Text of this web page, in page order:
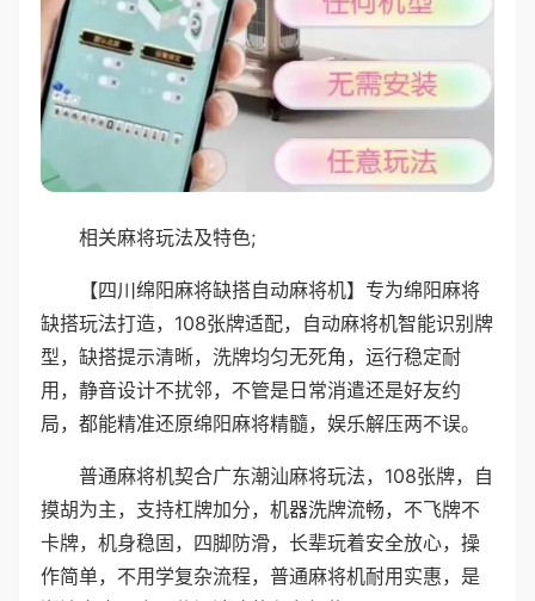
相关麻将玩法及特色;
【四川绵阳麻将缺搭自动麻将机】专为绵阳麻将
缺搭玩法打造，108张牌适配，自动麻将机智能识别牌
型，缺搭提示清晰，洗牌均匀无死角，运行稳定耐
用，静音设计不扰邻，不管是日常消遣还是好友约
局，都能精准还原绵阳麻将精髓，娱乐解压两不误。
普通麻将机契合广东潮汕麻将玩法，108张牌，自
摸胡为主，支持杠牌加分，机器洗牌流畅，不飞牌不
卡牌，机身稳固，四脚防滑，长辈玩着安全放心，操
作简单，不用学复杂流程，普通麻将机耐用实惠，是